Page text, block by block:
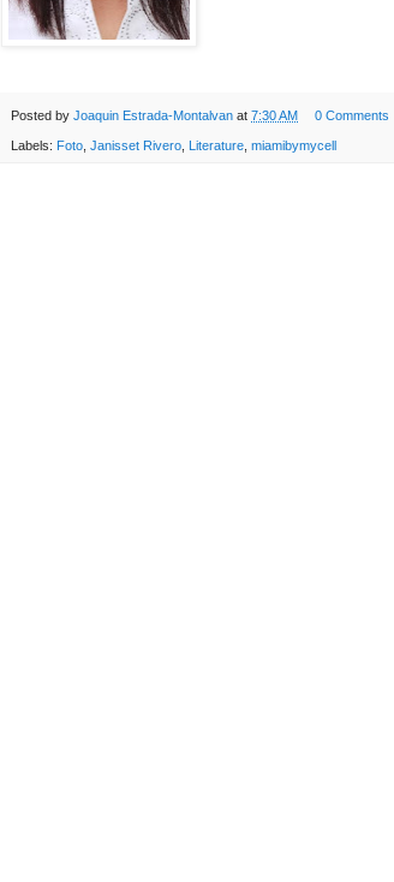
Posted by Joaquin Estrada-Montalvan at 7:30 AM 0 Comments
Labels: Foto Janisset Rivero Literature miamibymycell